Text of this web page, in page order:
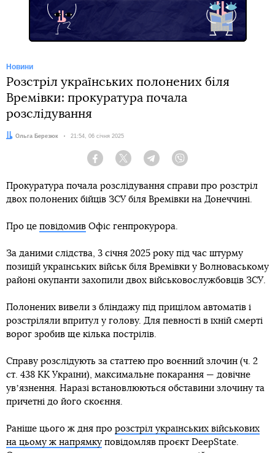
Новини
Розстріл українських полонених біля
Времівки: прокуратура почала
розслідування
Автор:
Ольга Березюк Дата:
21:54, 06 січня 2025
Facebook Twitter Telegram
Прокуратура почала розслідування справи про розстріл
двох полонених бійців ЗСУ біля Времівки на Донеччині.
Про це повідомив Офіс генпрокурора.
За даними слідства, 3 січня 2025 року під час штурму
позицій українських військ біля Времівки у Волноваському
районі окупанти захопили двох військовослужбовців ЗСУ.
Полонених вивели з бліндажу під прицілом автоматів і
розстріляли впритул у голову. Для певності в їхній смерті
ворог зробив ще кілька пострілів.
Справу розслідують за статтею про воєнний злочин (ч. 2
ст. 438 КК України), максимальне покарання — довічне
увʼязнення. Наразі встановлюються обставини злочину та
причетні до його скоєння.
Раніше цього ж дня про розстріл українських військових
на цьому ж напрямку повідомляв проєкт DeepState.